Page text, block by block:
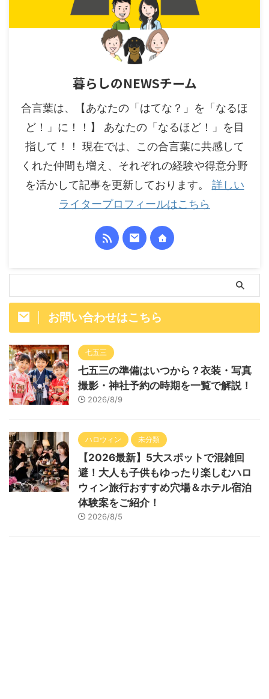
暮らしのNEWSチーム
合言葉は、【あなたの「はてな？」を「なるほ
ど！」に！！】 あなたの「なるほど！」を目
指して！！ 現在では、この合言葉に共感して
くれた仲間も増え、それぞれの経験や得意分野
を活かして記事を更新しております。 詳しい
ライタープロフィールはこちら
お問い合わせはこちら
七五三
七五三の準備はいつから？衣装・写真
撮影・神社予約の時期を一覧で解説！
2026/8/9
ハロウィン 未分類
【2026最新】5大スポットで混雑回
避！大人も子供もゆったり楽しむハロ
ウィン旅行おすすめ穴場＆ホテル宿泊
体験案をご紹介！
2026/8/5